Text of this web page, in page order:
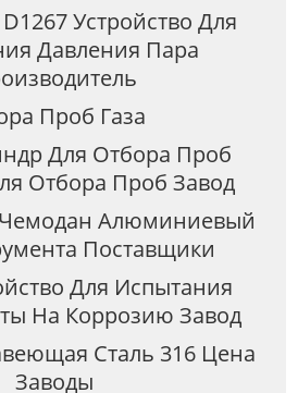
Устройство Для
Давления Пара
Проб Газа
Для Отбора Проб
Отбора Проб Завод
Алюминиевый
Поставщики
Для Испытания
На Коррозию Завод
Сталь 316 Цена
Заводы